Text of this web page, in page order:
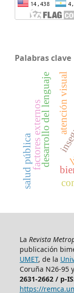
Palabras clave
desarrollo del lenguajeatención visual
factores externos
salud pública
La Revista
publicación
UMET, de la
Coruña N26-95
2631-2662 / p-
https://